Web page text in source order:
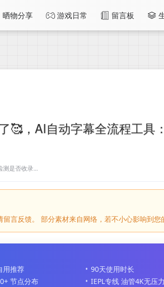
晒物分享 游戏日常 留言板
🥰，AI自动字幕全流程工具
测是否收录...
言反馈。 部分素材来自网络，若不小心影响到您
用推荐
90天使用时长
节点分布
IEPL专线 油管4K无压力